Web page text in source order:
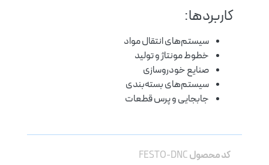
کاربردها:
سیستم‌های انتقال مواد
خطوط مونتاژ و تولید
صنایع خودروسازی
سیستم‌های بسته‌بندی
جابجایی و پرس قطعات
کد محصولFESTO-DNC